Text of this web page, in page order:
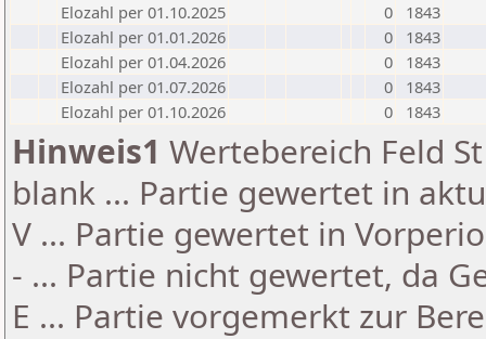
Elozahl per 01.10.2025
0
1843
Elozahl per 01.01.2026
0
1843
Elozahl per 01.04.2026
0
1843
Elozahl per 01.07.2026
0
1843
Elozahl per 01.10.2026
0 1843
Hinweis1 Wertebereich Feld
blank ... Partie gewertet in
V ... Partie gewertet in
- ... Partie nicht gewertet, da
E ... Partie vorgemerkt zur